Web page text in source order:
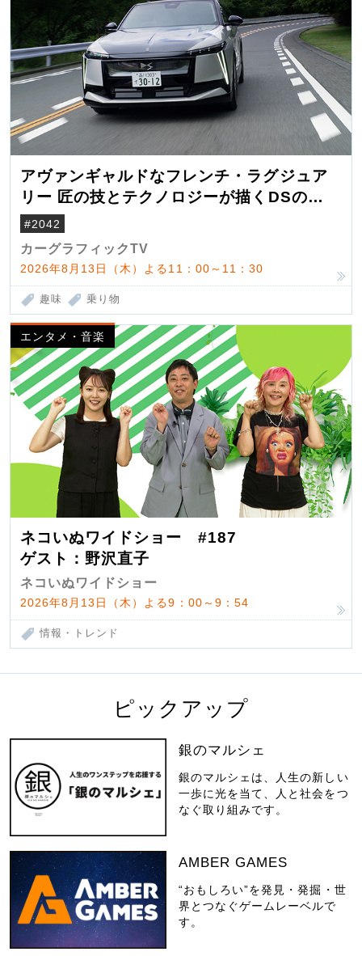
アヴァンギャルドなフレンチ・ラグジュア
リー 匠の技とテクノロジーが描くDSの世
界観
#2042
カーグラフィックTV
2026年8月13日（木）よる11：00～11：30
趣味 乗り物
エンタメ・音楽
ネコいぬワイドショー #187
ゲスト：野沢直子
ネコいぬワイドショー
2026年8月13日（木）よる9：00～9：54
情報・トレンド
ピックアップ
銀のマルシェ
銀のマルシェは、人生の新しい
一歩に光を当て、人と社会をつ
なぐ取り組みです。
AMBER GAMES
“おもしろい”を発見・発掘・世
界とつなぐゲームレーベルで
す。